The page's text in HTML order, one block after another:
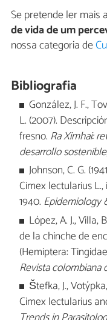
Se pretende ler mais
de vida de um
nossa categoria de
Bibliografia
González, J. F.,
L. (2007).
fresno. Ra Ximhai:
desarrollo sostenible
Johnson, C. G.
Cimex lectularius
1940. Epidemiology
López, A. J., Villa,
de la chinche de
(Hemiptera:
Revista colombiana
Štefka, J.,
Cimex lectularius